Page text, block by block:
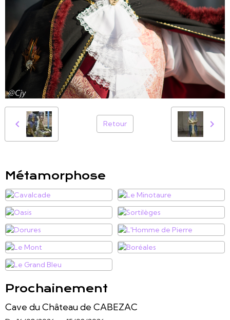
Retour
Métamorphose
Prochainement
Cave du Château de CABEZAC